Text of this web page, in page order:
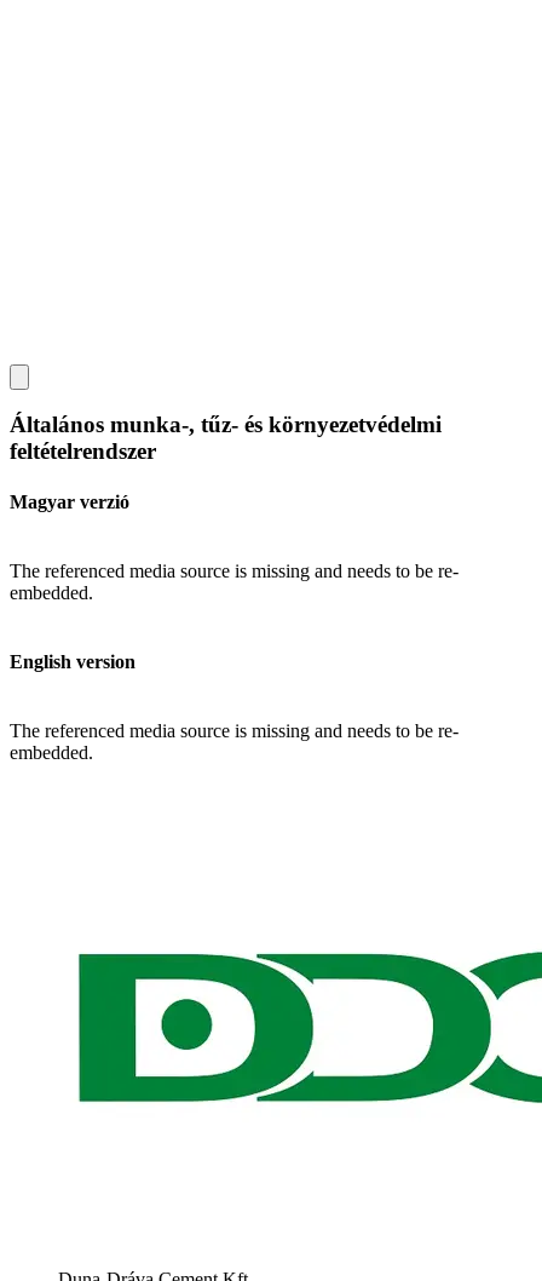
Általános munka-, tűz- és környezetvédelmi
feltételrendszer
Magyar verzió
The referenced media source is missing and needs to be re-
embedded.
English version
The referenced media source is missing and needs to be re-
embedded.